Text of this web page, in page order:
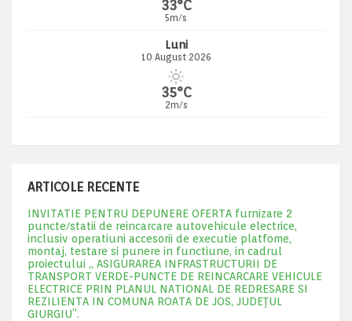
33°C
5m/s
Luni
10 August 2026
35°C
2m/s
ARTICOLE RECENTE
INVITATIE PENTRU DEPUNERE OFERTA furnizare 2
puncte/statii de reincarcare autovehicule electrice,
inclusiv operatiuni accesorii de executie platfome,
montaj, testare si punere in functiune, in cadrul
proiectului „ ASIGURAREA INFRASTRUCTURII DE
TRANSPORT VERDE-PUNCTE DE REINCARCARE VEHICULE
ELECTRICE PRIN PLANUL NATIONAL DE REDRESARE SI
REZILIENTA IN COMUNA ROATA DE JOS, JUDEŢUL
GIURGIU”.